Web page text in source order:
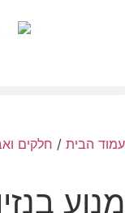
עמוד הבית / חלקים